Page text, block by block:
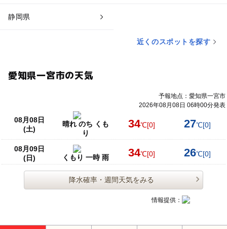
静岡県
近くのスポットを探す
愛知県一宮市の天気
予報地点：愛知県一宮市
2026年08月08日 06時00分発表
08月08日
(土)
晴れ のち くも
り
34℃[0] 27℃[0]
08月09日
(日)
くもり 一時 雨 34℃[0] 26℃[0]
降水確率・週間天気をみる
情報提供：